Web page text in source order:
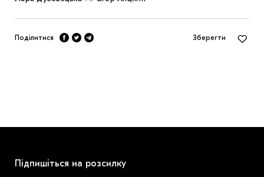
Поділитися Зберегти
Підпишіться на розсилку